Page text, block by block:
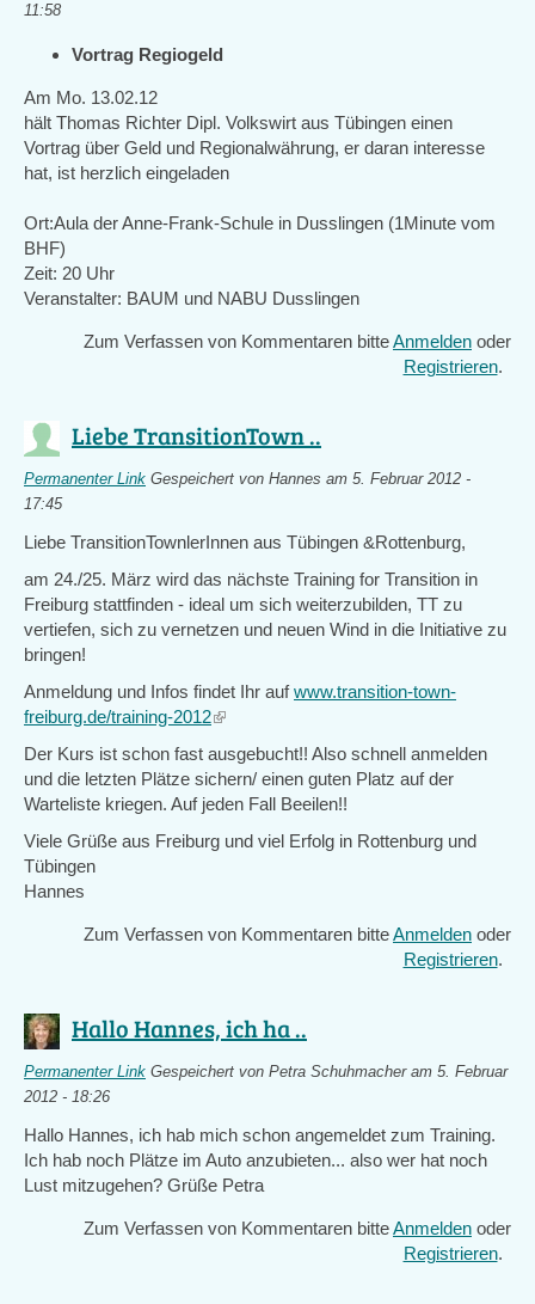
11:58
Vortrag Regiogeld
Am Mo. 13.02.12
hält Thomas Richter Dipl. Volkswirt aus Tübingen einen
Vortrag über Geld und Regionalwährung, er daran interesse
hat, ist herzlich eingeladen
Ort:Aula der Anne-Frank-Schule in Dusslingen (1Minute vom
BHF)
Zeit: 20 Uhr
Veranstalter: BAUM und NABU Dusslingen
Zum Verfassen von Kommentaren bitteAnmelden oder
Registrieren.
Liebe TransitionTown ..
Permanenter Link Gespeichert von Hannes am 5. Februar 2012 -
17:45
Liebe TransitionTownlerInnen aus Tübingen &Rottenburg,
am 24./25. März wird das nächste Training for Transition in
Freiburg stattfinden - ideal um sich weiterzubilden, TT zu
vertiefen, sich zu vernetzen und neuen Wind in die Initiative zu
bringen!
Anmeldung und Infos findet Ihr aufwww.transition-town-
freiburg.de/training-2012(link
external)
Der Kurs ist schon fast ausgebucht!! Also schnell anmelden
und die letzten Plätze sichern/ einen guten Platz auf der
Warteliste kriegen. Auf jeden Fall Beeilen!!
Viele Grüße aus Freiburg und viel Erfolg in Rottenburg und
Tübingen
Hannes
Zum Verfassen von Kommentaren bitteAnmelden oder
Registrieren.
Hallo Hannes, ich ha ..
Permanenter Link Gespeichert von Petra Schuhmacheram 5. Februar
2012 - 18:26
Hallo Hannes, ich hab mich schon angemeldet zum Training.
Ich hab noch Plätze im Auto anzubieten... also wer hat noch
Lust mitzugehen? Grüße Petra
Zum Verfassen von Kommentaren bitteAnmelden oder
Registrieren.